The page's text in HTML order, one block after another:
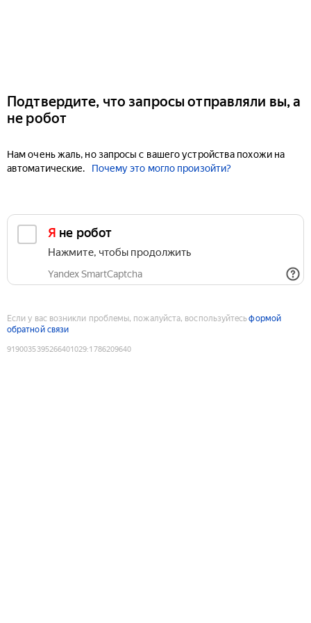
Подтвердите, что запросы отправляли вы, а
не робот
Нам очень жаль, но запросы с вашего устройства похожи на
автоматические.
Почему это могло произойти?
Я не робот
Нажмите, чтобы продолжить
Yandex SmartCaptcha
Если у вас возникли проблемы, пожалуйста, воспользуйтесьформой
обратной связи
9190035395266401029:1786209640